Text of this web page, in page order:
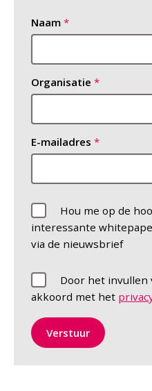
Naam
Organisatie
E-mailadres
Hou me op de
interessante
via de nieuwsbrief
Door het invullen
akkoord met het